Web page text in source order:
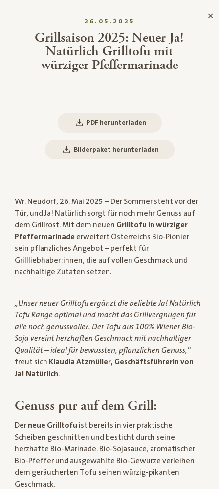
26.05.2025
Grillsaison 2025: Neuer Ja!
Natürlich Grilltofu mit
würziger Pfeffermarinade
PDF herunterladen
Bilderpaket herunterladen
Wr. Neudorf, 26. Mai 2025 – Der Sommer steht vor der
Tür, und Ja! Natürlich sorgt für noch mehr Genuss auf
dem Grillrost. Mit dem neuen Grilltofu in würziger
Pfeffermarinade erweitert Österreichs Bio-Pionier
sein pflanzliches Angebot – perfekt für
Grillliebhaber:innen, die auf vollen Geschmack und
nachhaltige Zutaten setzen.
„Unser neuer Grilltofu ergänzt die beliebte Ja! Natürlich
Tofu Range optimal und macht das Grillvergnügen für
alle noch genussvoller. Der Tofu aus 100% Wiener Bio-
Soja vereint herzhaften Geschmack mit nachhaltiger
Qualität – ideal für bewussten, pflanzlichen Genuss,“
freut sich Klaudia Atzmüller, Geschäftsführerin von
Ja! Natürlich.
Genuss pur auf dem Grill:
Der neue Grilltofu ist bereits in vier praktische
Scheiben geschnitten und besticht durch seine
herzhafte Bio-Marinade. Bio-Sojasauce, aromatischer
Bio-Pfeffer und ausgewählte Bio-Gewürze verleihen
dem geräucherten Tofu seinen würzig-pikanten
Geschmack.